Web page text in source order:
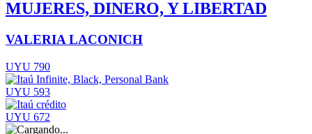
MUJERES, DINERO, Y LIBERTAD
VALERIA LACONICH
UYU 790
UYU 593
UYU 672